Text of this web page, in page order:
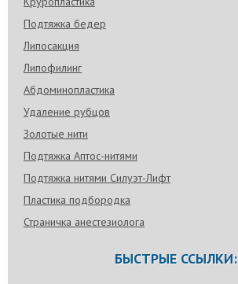
Подтяжка бедер
Липосакция
Липофилинг
Абдоминопластика
Удаление рубцов
Золотые нити
Подтяжка Аптос-нитями
Подтяжка нитями Силуэт-Лифт
Пластика подбородка
Страничка анестезиолога
БЫСТРЫЕ ССЫЛКИ: